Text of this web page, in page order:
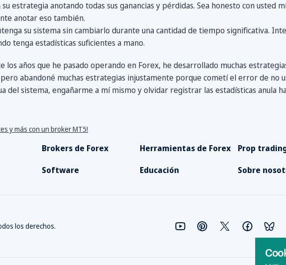
su estrategia anotando todas sus ganancias y pérdidas. Sea honesto con usted
anotar eso también.
su sistema sin cambiarlo durante una cantidad de tiempo significativa.
tenga estadísticas suficientes a mano.
los años que he pasado operando en Forex, he desarrollado muchas
pero abandoné muchas estrategias injustamente porque cometí el error de no
del sistema, engañarme a mí mismo y olvidar registrar las estadísticas anula
y más con un broker MT5!
Brokers de Forex Herramientas de Forex Prop
Software
Educación Sobre
los derechos.